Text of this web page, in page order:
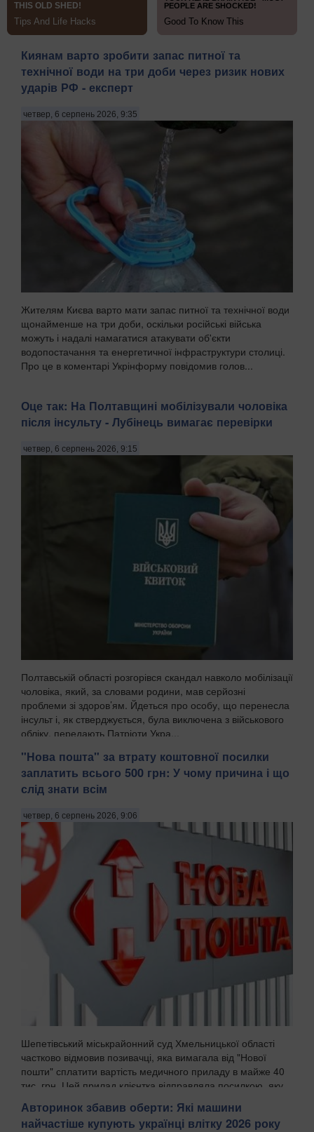
Киянам варто зробити запас питної та
технічної води на три доби через ризик нових
ударів РФ - експерт
четвер, 6 серпень 2026, 9:35
Жителям Києва варто мати запас питної та технічної води
щонайменше на три доби, оскільки російські війська
можуть і надалі намагатися атакувати об'єкти
водопостачання та енергетичної інфраструктури столиці.
Про це в коментарі Укрінформу повідомив голов...
Оце так: На Полтавщині мобілізували чоловіка
після інсульту - Лубінець вимагає перевірки
четвер, 6 серпень 2026, 9:15
Полтавській області розгорівся скандал навколо мобілізації
чоловіка, який, за словами родини, мав серйозні
проблеми зі здоров’ям. Йдеться про особу, що перенесла
інсульт і, як стверджується, була виключена з військового
обліку, передають Патріоти Укра...
"Нова пошта" за втрату коштовної посилки
заплатить всього 500 грн: У чому причина і що
слід знати всім
четвер, 6 серпень 2026, 9:06
Шепетівський міськрайонний суд Хмельницької області
частково відмовив позивачці, яка вимагала від "Нової
пошти" сплатити вартість медичного приладу в майже 40
тис. грн. Цей прилад клієнтка відправляла посилкою, яку
Авторинок збавив оберти: Які машини
найчастіше купують українці влітку 2026 року